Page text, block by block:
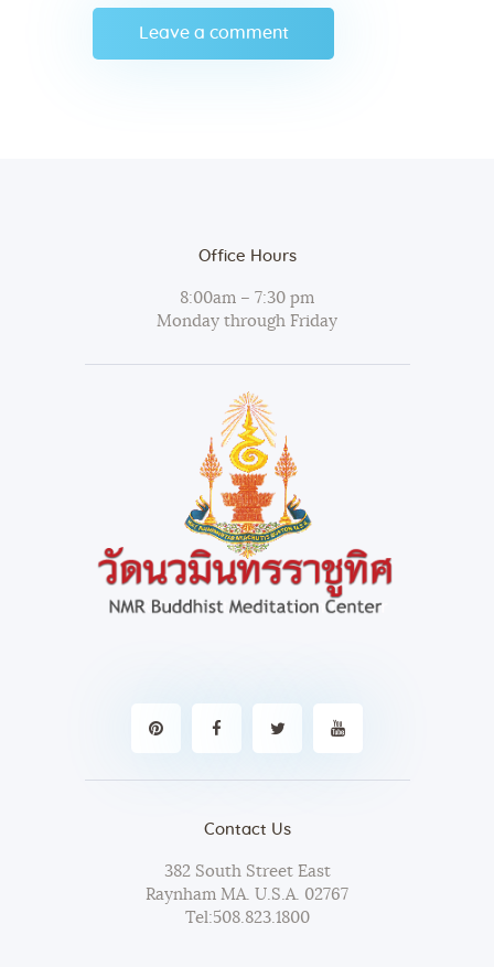
Office Hours
8:00am – 7:30 pm
Monday through Friday
Contact Us
382 South Street East
Raynham MA. U.S.A. 02767
Tel:508.823.1800